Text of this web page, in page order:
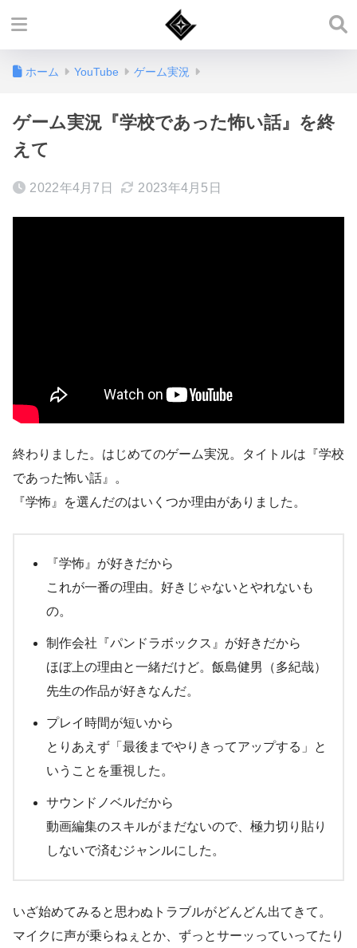
ホーム YouTube ゲーム実況
ゲーム実況『学校であった怖い話』を終
えて
2022年4月7日 2023年4月5日
終わりました。はじめてのゲーム実況。タイトルは『学校
であった怖い話』。
『学怖』を選んだのはいくつか理由がありました。
『学怖』が好きだから
これが一番の理由。好きじゃないとやれないも
の。
制作会社『パンドラボックス』が好きだから
ほぼ上の理由と一緒だけど。飯島健男（多紀哉）
先生の作品が好きなんだ。
プレイ時間が短いから
とりあえず「最後までやりきってアップする」と
いうことを重視した。
サウンドノベルだから
動画編集のスキルがまだないので、極力切り貼り
しないで済むジャンルにした。
いざ始めてみると思わぬトラブルがどんどん出てきて。
マイクに声が乗らねぇとか、ずっとサーッっていってたり